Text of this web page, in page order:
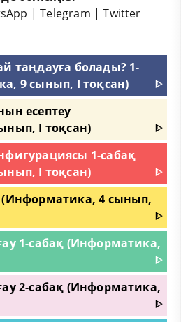
|Telegram |Twitter
таңдауға болады? 1-
9 сынып, I тоқсан)
ᐈ
есептеу
I тоқсан)
ᐈ
1-сабақ
I тоқсан)
ᐈ
4 сынып,
ᐈ
1-сабақ (Информатика,
ᐈ
2-сабақ (Информатика,
ᐈ